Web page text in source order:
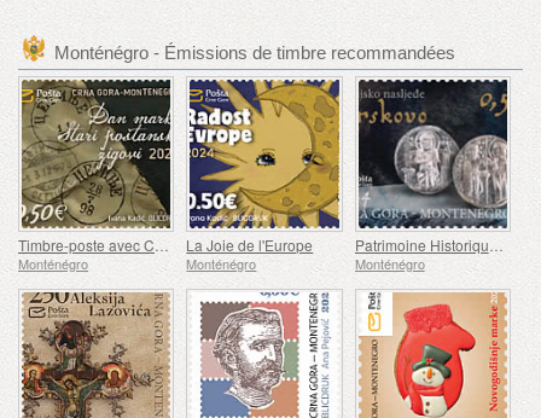
Monténégro - Émissions de timbre recommandées
Timbre-poste avec Cachets Postaux d'un jour
Monténégro
La Joie de l'Europe
Monténégro
Patrimoine Historique de Brskovo
Monténégro